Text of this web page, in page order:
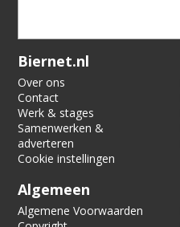
Verification code:
Biernet.nl
Over ons
Contact
Werk & stages
Samenwerken &
adverteren
Cookie instellingen
Algemeen
Algemene Voorwaarden